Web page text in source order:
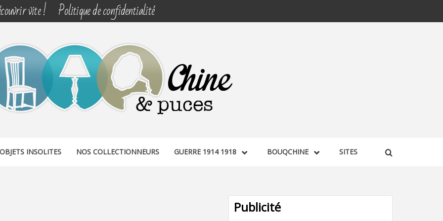
vite ! Politique de confidentialité
PUCES
OBJETS INSOLITES NOS COLLECTIONNEURS GUERRE 1914 1918 BOUQCHINE SITES
Publicité